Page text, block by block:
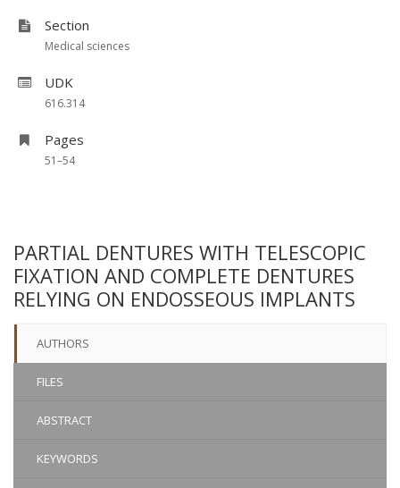
Section
Medical sciences
UDK
616.314
Pages
51–54
PARTIAL DENTURES WITH TELESCOPIC
FIXATION AND COMPLETE DENTURES
RELYING ON ENDOSSEOUS IMPLANTS
AUTHORS
FILES
ABSTRACT
KEYWORDS